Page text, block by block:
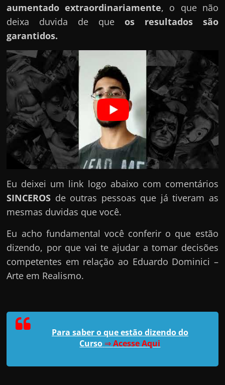
aumentado extraordinariamente, o que não
deixa duvida de que os resultados são
garantidos.
Eu deixei um link logo abaixo com comentários
SINCEROS de outras pessoas que já tiveram as
mesmas duvidas que você.
Eu acho fundamental você conferir o que estão
dizendo, por que vai te ajudar a tomar decisões
competentes em relação ao Eduardo Dominici –
Arte em Realismo.
Para saber o que estão dizendo do
Curso ⇒Acesse Aqui